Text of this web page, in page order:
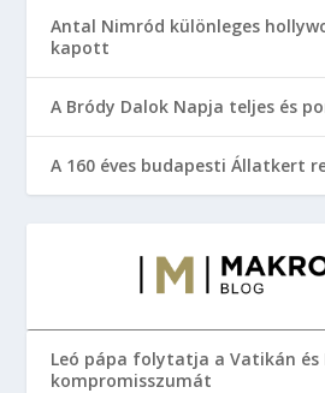
Antal Nimród különleges
kapott
A Bródy Dalok Napja teljes és
A 160 éves budapesti Állatkert
Leó pápa folytatja a Vatikán és
kompromisszumát